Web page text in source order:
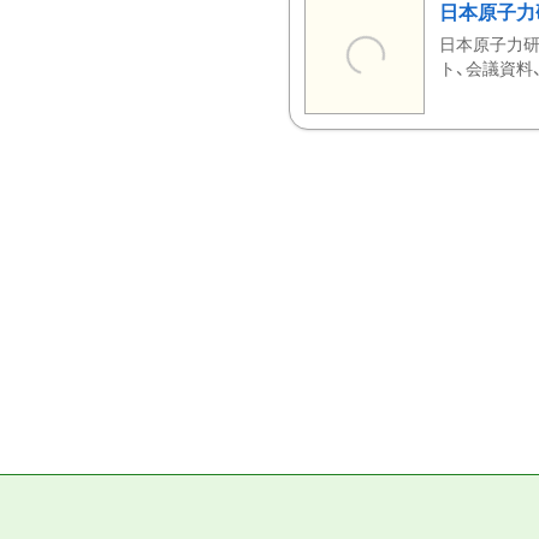
日本原子
日本原子力
ト、会議資